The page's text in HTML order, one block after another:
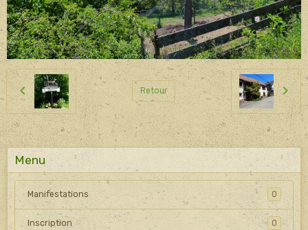
Retour
Menu
Manifestations 0
Inscription 0